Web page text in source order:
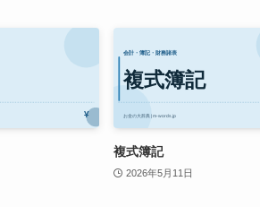
複式簿記
2026年5月11日